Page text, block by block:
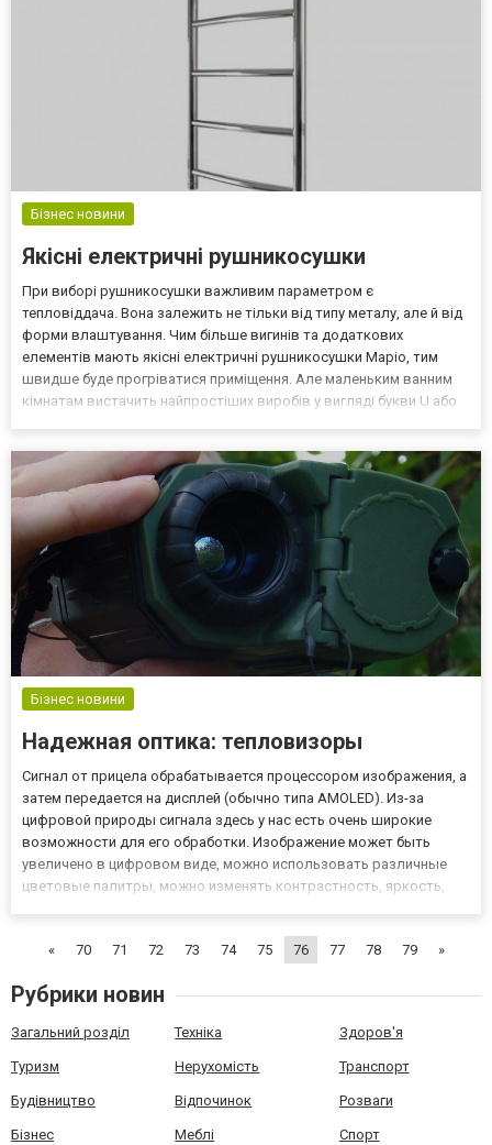
Бізнес новини
Якісні електричні рушникосушки
При виборі рушникосушки важливим параметром є
тепловіддача. Вона залежить не тільки від типу металу, але й від
форми влаштування. Чим більше вигинів та додаткових
елементів мають якісні електричні рушникосушки Маріо, тим
швидше буде прогріватися приміщення. Але маленьким ванним
кімнатам вистачить найпростіших виробів у вигляді букви U або
Бізнес новини
Надежная оптика: тепловизоры
Сигнал от прицела обрабатывается процессором изображения, а
затем передается на дисплей (обычно типа AMOLED). Из-за
цифровой природы сигнала здесь у нас есть очень широкие
возможности для его обработки. Изображение может быть
увеличено в цифровом виде, можно использовать различные
цветовые палитры, можно изменять контрастность, яркость,
Если вы...
« 70 71 72 73 74 75 76 77 78 79 »
Рубрики новин
Загальний розділ Техніка Здоров'я
Туризм Нерухомість Транспорт
Будівництво Відпочинок Розваги
Бізнес Меблі Спорт